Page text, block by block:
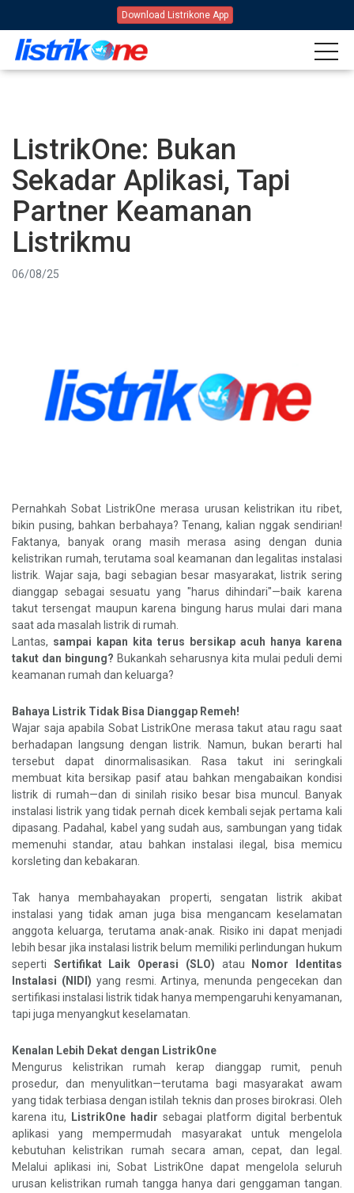
Download Listrikone App
ListrikOne: Bukan
Sekadar Aplikasi, Tapi
Partner Keamanan
Listrikmu
06/08/25
Pernahkah Sobat ListrikOne merasa urusan kelistrikan itu ribet,
bikin pusing, bahkan berbahaya? Tenang, kalian nggak sendirian!
Faktanya, banyak orang masih merasa asing dengan dunia
kelistrikan rumah, terutama soal keamanan dan legalitas instalasi
listrik. Wajar saja, bagi sebagian besar masyarakat, listrik sering
dianggap sebagai sesuatu yang "harus dihindari"—baik karena
takut tersengat maupun karena bingung harus mulai dari mana
saat ada masalah listrik di rumah.
Lantas, sampai kapan kita terus bersikap acuh hanya karena
takut dan bingung? Bukankah seharusnya kita mulai peduli demi
keamanan rumah dan keluarga?
Bahaya Listrik Tidak Bisa Dianggap Remeh!
Wajar saja apabila Sobat ListrikOne merasa takut atau ragu saat
berhadapan langsung dengan listrik. Namun, bukan berarti hal
tersebut dapat dinormalisasikan. Rasa takut ini seringkali
membuat kita bersikap pasif atau bahkan mengabaikan kondisi
listrik di rumah—dan di sinilah risiko besar bisa muncul. Banyak
instalasi listrik yang tidak pernah dicek kembali sejak pertama kali
dipasang. Padahal, kabel yang sudah aus, sambungan yang tidak
memenuhi standar, atau bahkan instalasi ilegal, bisa memicu
korsleting dan kebakaran.
Tak hanya membahayakan properti, sengatan listrik akibat
instalasi yang tidak aman juga bisa mengancam keselamatan
anggota keluarga, terutama anak-anak. Risiko ini dapat menjadi
lebih besar jika instalasi listrik belum memiliki perlindungan hukum
seperti Sertifikat Laik Operasi (SLO) atau
Nomor Identitas
Instalasi (NIDI) yang resmi. Artinya, menunda pengecekan dan
sertifikasi instalasi listrik tidak hanya mempengaruhi kenyamanan,
tapi juga menyangkut keselamatan.
Kenalan Lebih Dekat dengan ListrikOne
Mengurus kelistrikan rumah kerap dianggap rumit, penuh
prosedur, dan menyulitkan—terutama bagi masyarakat awam
yang tidak terbiasa dengan istilah teknis dan proses birokrasi. Oleh
karena itu,
ListrikOne hadir sebagai platform digital berbentuk
aplikasi yang mempermudah masyarakat untuk mengelola
kebutuhan kelistrikan rumah secara aman, cepat, dan legal.
Melalui aplikasi ini, Sobat ListrikOne dapat mengelola seluruh
urusan kelistrikan rumah tangga hanya dari genggaman tangan.